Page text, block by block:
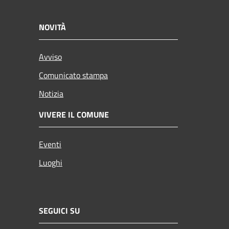
NOVITÀ
Avviso
Comunicato stampa
Notizia
VIVERE IL COMUNE
Eventi
Luoghi
SEGUICI SU